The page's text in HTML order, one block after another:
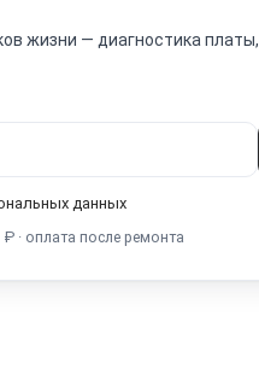
жизни — диагностика
данных
· оплата после ремонта